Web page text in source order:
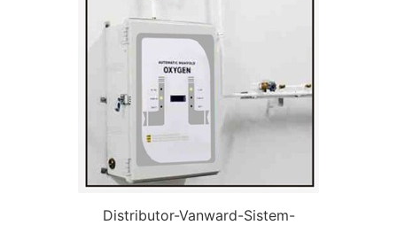
Distributor-Vanward-Sistem-